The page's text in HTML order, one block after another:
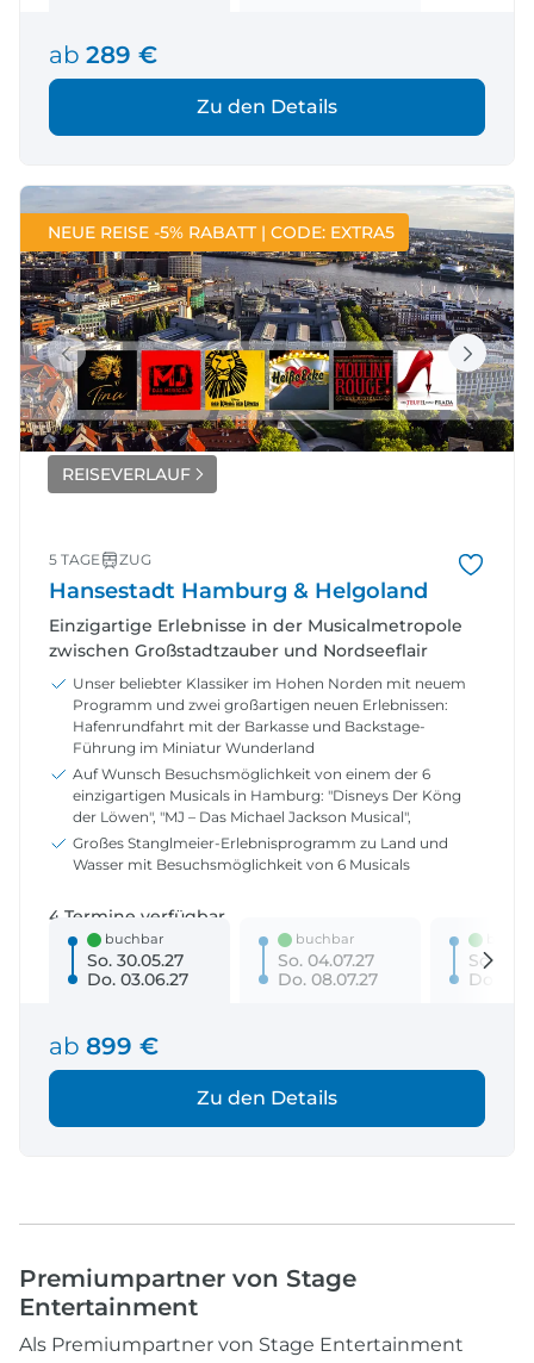
ab 289 €
Zu den Details
NEUE REISE -5% RABATT | CODE: EXTRA5
REISEVERLAUF
5 TAGE ZUG
Hansestadt Hamburg & Helgoland
Einzigartige Erlebnisse in der Musicalmetropole
zwischen Großstadtzauber und Nordseeflair
Unser beliebter Klassiker im Hohen Norden mit neuem
Programm und zwei großartigen neuen Erlebnissen:
Hafenrundfahrt mit der Barkasse und Backstage-
Führung im Miniatur Wunderland
Auf Wunsch Besuchsmöglichkeit von einem der 6
einzigartigen Musicals in Hamburg: "Disneys Der Köng
der Löwen", "MJ – Das Michael Jackson Musical",
Großes Stanglmeier-Erlebnisprogramm zu Land und
Wasser mit Besuchsmöglichkeit von 6 Musicals
buchbar
So. 30.05.27
Do. 03.06.27
buchbar
So. 04.07.27
Do. 08.07.27
So.
Do.
4 Termine verfügbar
ab 899 €
Zu den Details
Premiumpartner von Stage
Entertainment
Als Premiumpartner von Stage Entertainment